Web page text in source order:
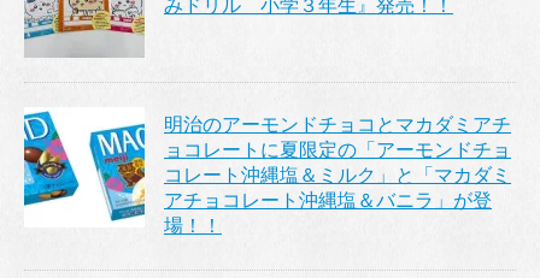
みドリル 小学３年生』発売！！
明治のアーモンドチョコとマカダミアチ
ョコレートに夏限定の「アーモンドチョ
コレート沖縄塩＆ミルク」と「マカダミ
アチョコレート沖縄塩＆バニラ」が登
場！！